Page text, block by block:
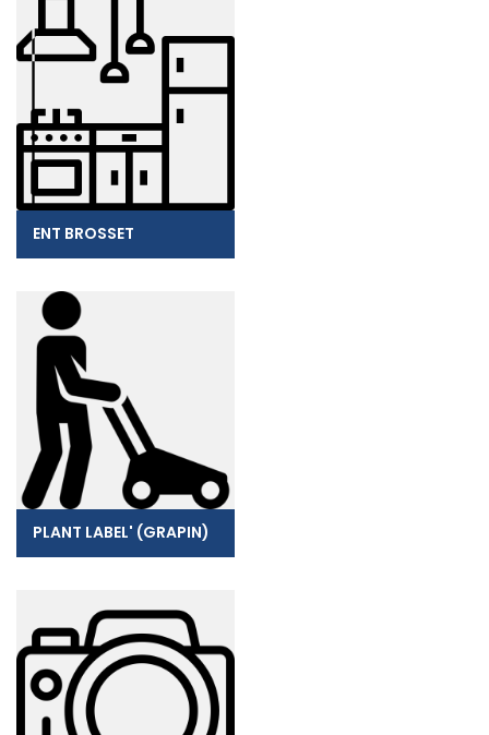
ENT BROSSET
PLANT LABEL' (GRAPIN)